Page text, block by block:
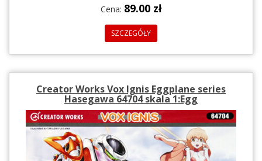
Cena: 89.00 zł
SZCZEGÓŁY
Creator Works Vox Ignis Eggplane series
Hasegawa 64704 skala 1:Egg